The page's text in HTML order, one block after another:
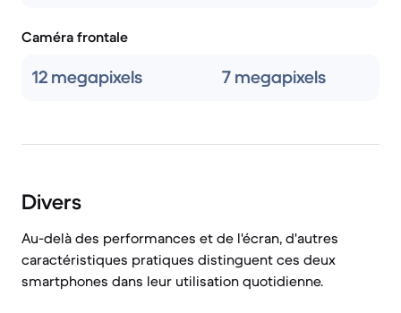
Caméra frontale
12 megapixels 7 megapixels
Divers
Au-delà des performances et de l'écran, d'autres
caractéristiques pratiques distinguent ces deux
smartphones dans leur utilisation quotidienne.